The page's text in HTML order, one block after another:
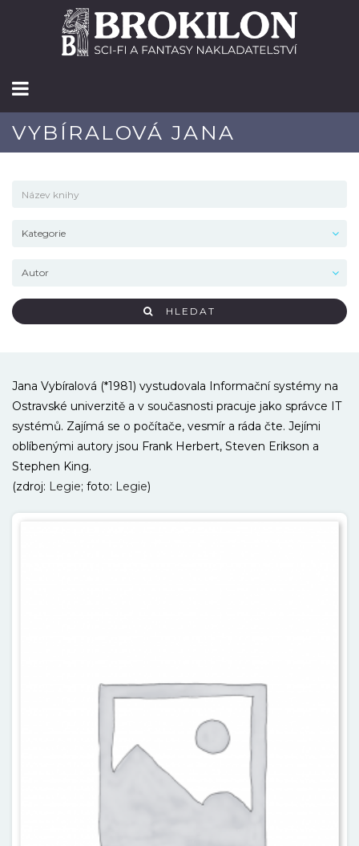
VYBÍRALOVÁ JANA
HLEDAT
Jana Vybíralová (*1981) vystudovala Informační systémy na
Ostravské univerzitě a v současnosti pracuje jako správce IT
systémů. Zajímá se o počítače, vesmír a ráda čte. Jejími
oblíbenými autory jsou Frank Herbert, Steven Erikson a
Stephen King.
(zdroj: Legie; foto: Legie)